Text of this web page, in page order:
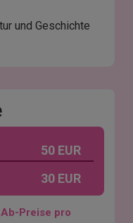
und Geschichte
50 EUR
30 EUR
Preise pro